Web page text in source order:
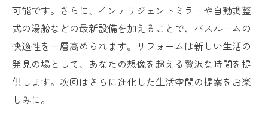
可能です。さらに、インテリジェントミラーや自動調整
式の湯船などの最新設備を加えることで、バスルームの
快適性を一層高められます。リフォームは新しい生活の
発見の場として、あなたの想像を超える贅沢な時間を提
供します。次回はさらに進化した生活空間の提案をお楽
しみに。